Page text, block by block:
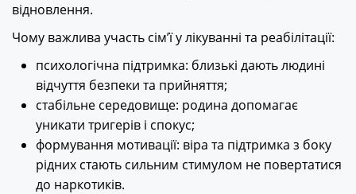
відновлення.
Чому важлива участь сім’ї у лікуванні та реабілітації:
психологічна підтримка: близькі дають людині
відчуття безпеки та прийняття;
стабільне середовище: родина допомагає
уникати тригерів і спокус;
формування мотивації: віра та підтримка з боку
рідних стають сильним стимулом не повертатися
до наркотиків.